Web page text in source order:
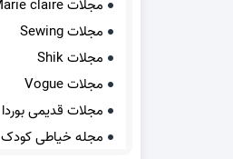
مجلات Marie claire
مجلات Sewing
مجلات Shik
مجلات Vogue
مجلات قدیمی بوردا
مجله خیاطی کودک